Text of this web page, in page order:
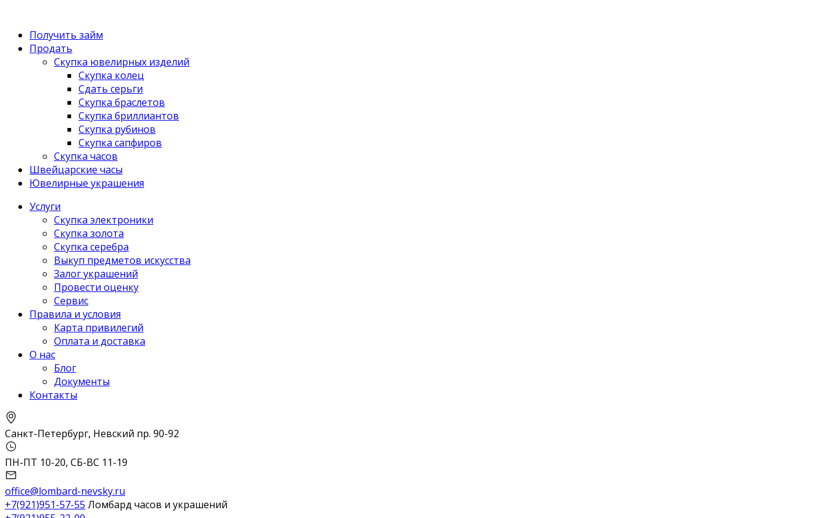
Получить займ
Продать
Скупка ювелирных изделий
Скупка колец
Сдать серьги
Скупка браслетов
Скупка бриллиантов
Скупка рубинов
Скупка сапфиров
Скупка часов
Швейцарские часы
Ювелирные украшения
Услуги
Скупка электроники
Скупка золота
Скупка серебра
Выкуп предметов искусства
Залог украшений
Провести оценку
Сервис
Правила и условия
Карта привилегий
Оплата и доставка
О нас
Блог
Документы
Контакты
Санкт-Петербург, Невский пр. 90-92
ПН-ПТ 10-20, СБ-ВС 11-19
office@lombard-nevsky.ru
+7(921)951-57-55 Ломбард часов и украшений